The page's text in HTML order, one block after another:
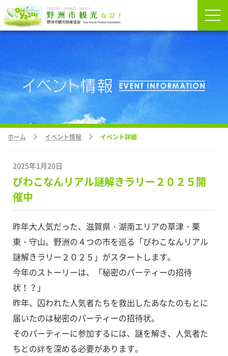
ホーム イベント情報 イベント詳細
2025年1月20日
びわこなんリアル謎解きラリー２０２５開
催中
昨年大人気だった、滋賀県・湖南エリアの草津・栗
東・守山。野洲の４つの市を巡る「びわこなんリアル
謎解きラリー２０２５」がスタートします。
今年のストーリーは、「秘密のパーティーの招待
状！？」
昨年、囚われた人気者たちを救出したあなたのもとに
届いたのは秘密のパーティーの招待状。
そのパーティーに参加するには、謎を解き、人気者た
ちとの絆を深める必要があります。